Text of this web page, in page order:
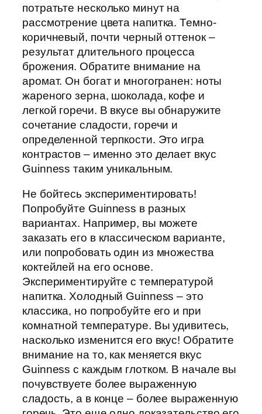
потратьте несколько минут на
рассмотрение цвета напитка. Темно-
коричневый, почти черный оттенок –
результат длительного процесса
брожения. Обратите внимание на
аромат. Он богат и многогранен: ноты
жареного зерна, шоколада, кофе и
легкой горечи. В вкусе вы обнаружите
сочетание сладости, горечи и
определенной терпкости. Это игра
контрастов – именно это делает вкус
Guinness таким уникальным.
Не бойтесь экспериментировать!
Попробуйте Guinness в разных
вариантах. Например, вы можете
заказать его в классическом варианте,
или попробовать один из множества
коктейлей на его основе.
Экспериментируйте с температурой
напитка. Холодный Guinness – это
классика, но попробуйте его и при
комнатной температуре. Вы удивитесь,
насколько изменится его вкус! Обратите
внимание на то, как меняется вкус
Guinness с каждым глотком. В начале вы
почувствуете более выраженную
сладость, а в конце – более выраженную